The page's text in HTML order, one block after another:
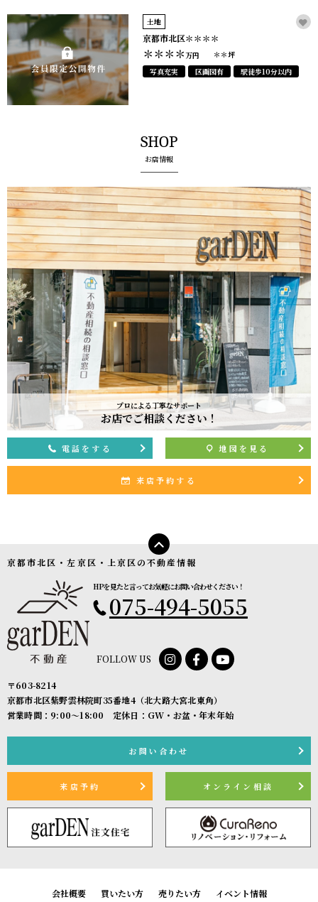
土地
京都市北区＊＊＊＊
＊＊＊＊万円
＊＊坪
写真充実
区画図有 駅徒歩10分以内
SHOP
お店情報
プロによる丁寧なサポート
お店でご相談ください！
電話をする 地図を見る
来店予約する
京都市北区・左京区・上京区の不動産情報
FOLLOW US
HPを見たと言ってお気軽にお問い合わせください！
075-494-5055
〒603-8214
京都市北区紫野雲林院町35番地4（北大路大宮北東角）
営業時間：9:00〜18:00 定休日：GW・お盆・年末年始
お問い合わせ
来店予約 オンライン相談
会社概要 買いたい方 売りたい方 イベント情報